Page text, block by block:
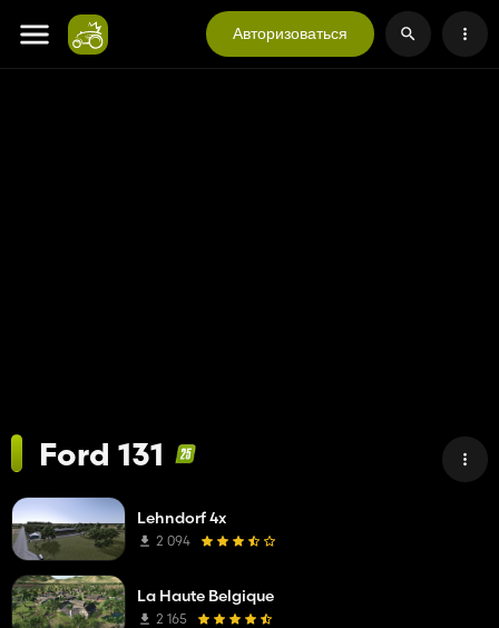
Авторизоваться
Ford 131
Lehndorf 4x
2 094
La Haute Belgique
2 165